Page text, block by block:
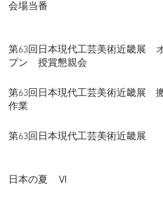
会場当番
第63回日本現代工芸美術近畿展
プン 授賞懇親会
第63回日本現代工芸美術近畿展
作業
第63回日本現代工芸美術近畿展
日本の夏 Ⅵ